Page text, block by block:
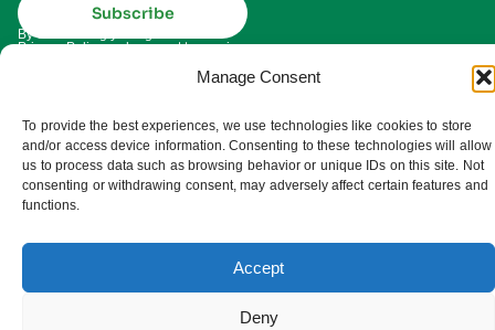
Manage Consent
To provide the best experiences, we use technologies like cookies to store
and/or access device information. Consenting to these technologies will allow
us to process data such as browsing behavior or unique IDs on this site. Not
consenting or withdrawing consent, may adversely affect certain features and
functions.
Accept
Deny
Subscribe
By subscribing you agree to our
Privacy Policy and consent to receive
Terms of service
Cookie settings